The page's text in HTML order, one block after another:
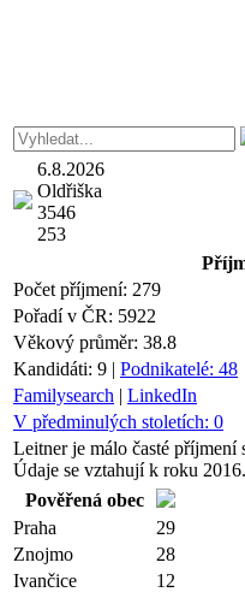
6.8.2026
Oldřiška
3546
253
Počet příjmení: 279
Pořadí v ČR: 5922
Věkový průměr: 38.8
Kandidáti: 9 | Podnikatelé: 48
Familysearch | LinkedIn
V předminulých stoletích: 0
Leitner je málo časté příjmení
Údaje se vztahují k roku 2016.
Pověřená obec
Praha
29
Znojmo
28
Ivančice
12